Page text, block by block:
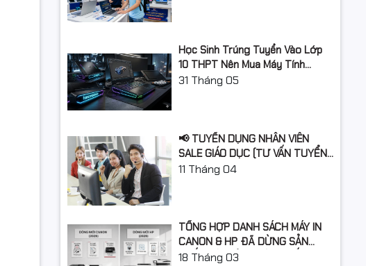
Học Sinh Trúng Tuyển Vào Lớp
10 THPT Nên Mua Máy Tính
Laptop Gì Năm Học 2026 -
31 Tháng 05
📢 TUYỂN DỤNG NHÂN VIÊN
SALE GIÁO DỤC (TƯ VẤN TUYỂN
SINH)
11 Tháng 04
TỔNG HỢP DANH SÁCH MÁY IN
CANON & HP ĐÃ DỪNG SẢN
XUẤT: LỘ TRÌNH NÂNG CẤP 2026
18 Tháng 03